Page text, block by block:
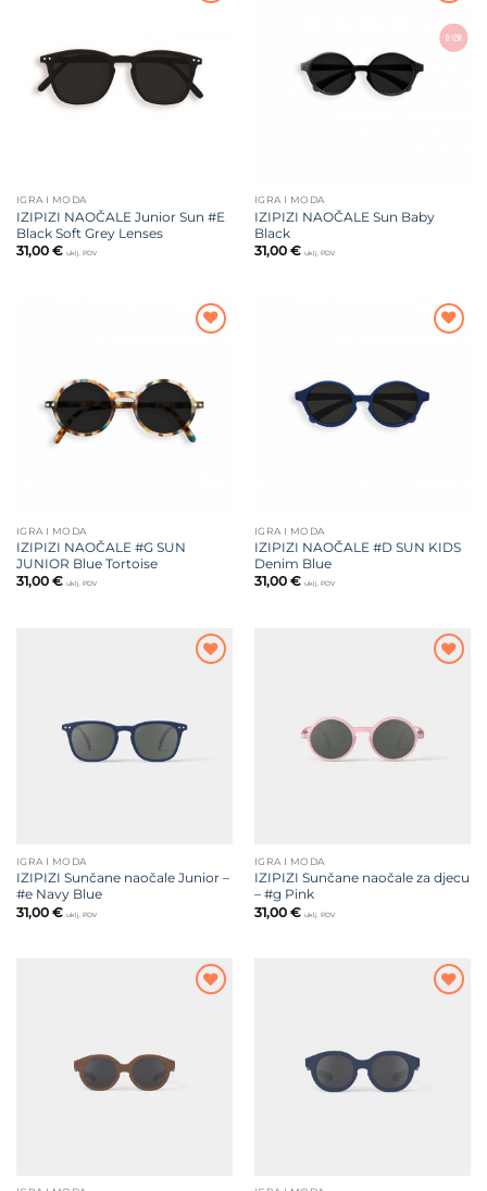
IGRA I MODA
IZIPIZI NAOČALE Junior Sun #E
Black Soft Grey Lenses
31,00 € uklj. PDV
na listu
želja
IGRA I MODA
IZIPIZI NAOČALE Sun Baby
Black
31,00 € uklj. PDV
IGRA I MODA
IZIPIZI NAOČALE #G SUN
JUNIOR Blue Tortoise
31,00 € uklj. PDV
IGRA I MODA
IZIPIZI NAOČALE #D SUN KIDS
Denim Blue
31,00 € uklj. PDV
IGRA I MODA
IZIPIZI Sunčane naočale Junior –
#e Navy Blue
31,00 € uklj. PDV
IGRA I MODA
IZIPIZI Sunčane naočale za djecu
– #g Pink
31,00 € uklj. PDV